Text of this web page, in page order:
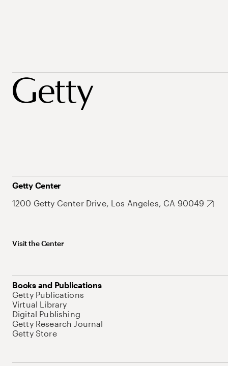
Getty Center
1200 Getty Center Drive, Los Angeles, CA 90049
Visit the Center
Books and Publications
Getty Publications
Virtual Library
Digital Publishing
Getty Research Journal
Getty Store